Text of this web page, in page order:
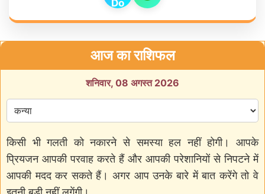
आज का राशिफल
शनिवार, 08 अगस्त 2026
किसी भी गलती को नकारने से समस्या हल नहीं होगी। आपके
प्रियजन आपकी परवाह करते हैं और आपकी परेशानियों से निपटने में
आपकी मदद कर सकते हैं। अगर आप उनके बारे में बात करेंगे तो वे